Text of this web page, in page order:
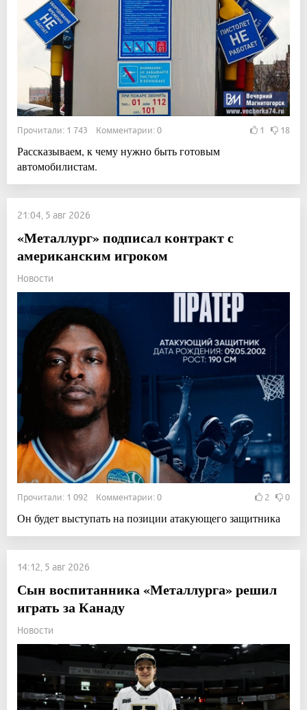
Прочитали: 1 743 Комментарии: 0 1 18
Рассказываем, к чему нужно быть готовым
автомобилистам.
21:04, 5 авг 2026
«Металлург» подписал контракт с
американским игроком
Новости
Прочитали: 1 092 Комментарии: 0 2 0
Он будет выступать на позиции атакующего защитника
14:12, 5 авг 2026
Сын воспитанника «Металлурга» решил
играть за Канаду
Новости